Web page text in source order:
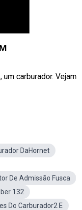
carburador. Vejam
DaHornet
De Admissão Fusca
132
Do Carburador2 E